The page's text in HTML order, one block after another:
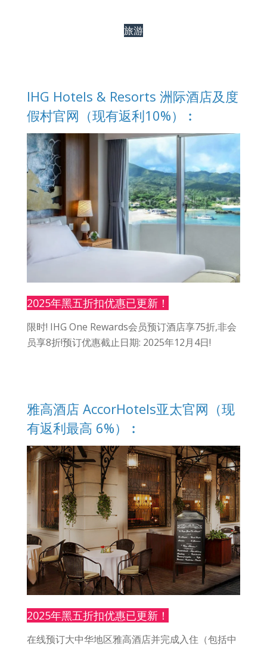
旅游
IHG Hotels & Resorts 洲际酒店及度
假村官网（现有返利10%）︰
2025年黑五折扣优惠已更新！
限时! IHG One Rewards会员预订酒店享75折,非会
员享8折!预订优惠截止日期: 2025年12月4日!
雅高酒店 AccorHotels亚太官网（现
有返利最高 6%）︰
2025年黑五折扣优惠已更新！
在线预订大中华地区雅高酒店并完成入住（包括中